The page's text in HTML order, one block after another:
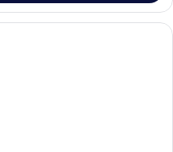
Een hotelkamer met twee bedden,